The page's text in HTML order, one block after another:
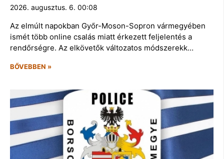
2026. augusztus. 6. 00:08
Az elmúlt napokban Győr-Moson-Sopron vármegyében
ismét több online csalás miatt érkezett feljelentés a
rendőrségre. Az elkövetők változatos módszerekk…
BŐVEBBEN »